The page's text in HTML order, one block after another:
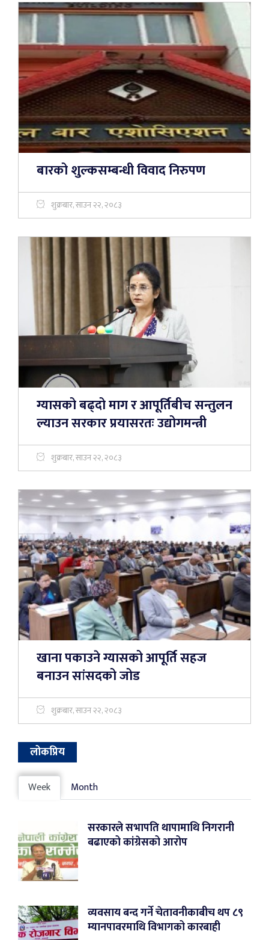
बारको शुल्कसम्बन्धी विवाद निरुपण
शुक्रबार, साउन २२, २०८३
ग्यासको बढ्दो माग र आपूर्तिबीच सन्तुलन
ल्याउन सरकार प्रयासरतः उद्योगमन्त्री
शुक्रबार, साउन २२, २०८३
खाना पकाउने ग्यासको आपूर्ति सहज
बनाउन सांसदको जोड
शुक्रबार, साउन २२, २०८३
लोकप्रिय
Week Month
सरकारले सभापति थापामाथि निगरानी
बढाएको कांग्रेसको आरोप
व्यवसाय बन्द गर्ने चेतावनीकाबीच थप ८९
म्यानपावरमाथि विभागको कारबाही